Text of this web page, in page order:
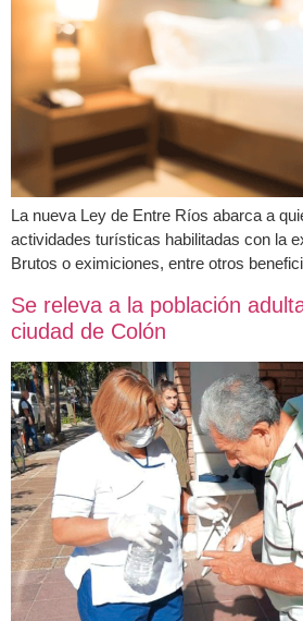
La nueva Ley de Entre Ríos abarca a
actividades turísticas habilitadas con la
Brutos o eximiciones, entre otros
Se releva a la población
ciudad de Colón